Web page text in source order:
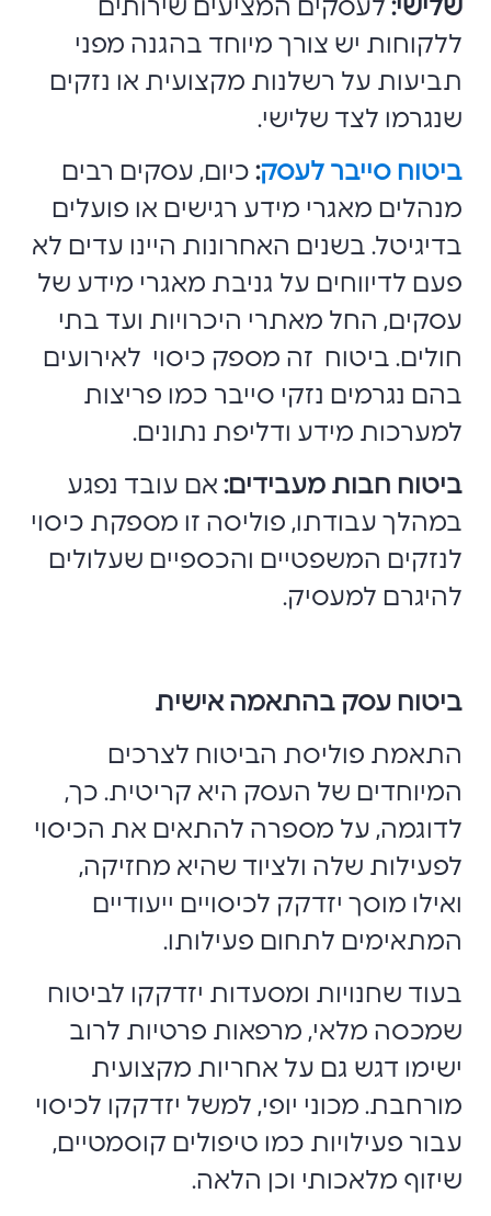
שלישי:לעסקים המציעים שירותים
ללקוחות יש צורך מיוחד בהגנה מפני
תביעות על רשלנות מקצועית או נזקים
שנגרמו לצד שלישי.
ביטוח סייבר לעסק:כיום, עסקים רבים
מנהלים מאגרי מידע רגישים או פועלים
בדיגיטל. בשנים האחרונות היינו עדים לא
פעם לדיווחים על גניבת מאגרי מידע של
עסקים, החל מאתרי היכרויות ועד בתי
חולים. ביטוח זה מספק כיסוי לאירועים
בהם נגרמים נזקי סייבר כמו פריצות
למערכות מידע ודליפת נתונים.
ביטוח חבות מעבידים: אם עובד נפגע
במהלך עבודתו, פוליסה זו מספקת כיסוי
לנזקים המשפטיים והכספיים שעלולים
להיגרם למעסיק.
ביטוח עסק בהתאמה אישית
התאמת פוליסת הביטוח לצרכים
המיוחדים של העסק היא קריטית. כך,
לדוגמה, על מספרה להתאים את הכיסוי
לפעילות שלה ולציוד שהיא מחזיקה,
ואילו מוסך יזדקק לכיסויים ייעודיים
המתאימים לתחום פעילותו.
בעוד שחנויות ומסעדות יזדקקו לביטוח
שמכסה מלאי, מרפאות פרטיות לרוב
ישימו דגש גם על אחריות מקצועית
מורחבת. מכוני יופי, למשל יזדקקו לכיסוי
עבור פעילויות כמו טיפולים קוסמטיים,
שיזוף מלאכותי וכן הלאה.